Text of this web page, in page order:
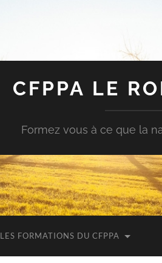
CFPPA LE
Formez vous à ce que la
LES FORMATIONS DU CFPPA